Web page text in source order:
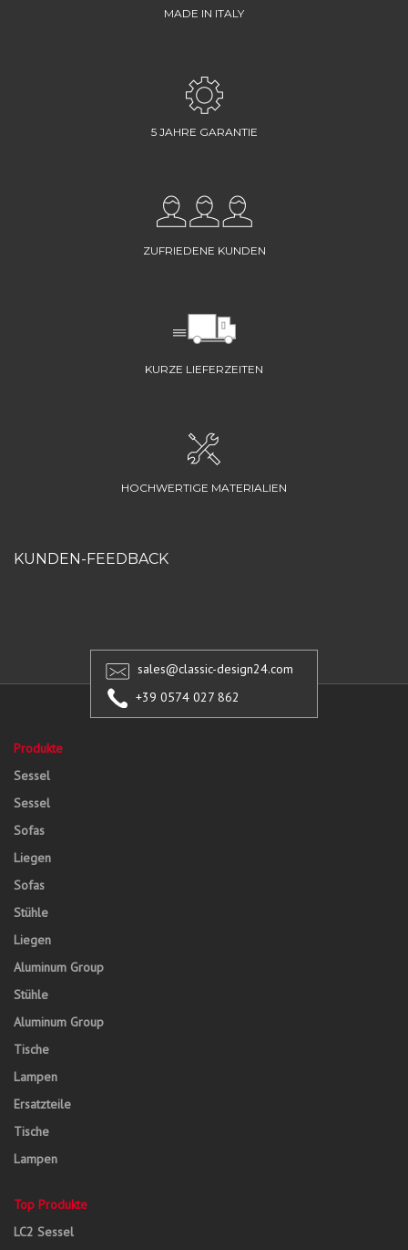
MADE IN ITALY
5 JAHRE GARANTIE
ZUFRIEDENE KUNDEN
KURZE LIEFERZEITEN
HOCHWERTIGE MATERIALIEN
KUNDEN-FEEDBACK
sales@classic-design24.com
+39 0574 027 862
Produkte
Sessel
Sessel
Sofas
Liegen
Sofas
Stühle
Liegen
Aluminum Group
Stühle
Aluminum Group
Tische
Lampen
Ersatzteile
Tische
Lampen
Top Produkte
LC2 Sessel